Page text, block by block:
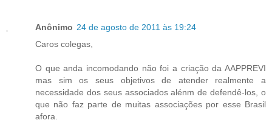
Anônimo 24 de agosto de 2011 às 19:24
Caros colegas,
O que anda incomodando não foi a criação da AAPPREVI
mas sim os seus objetivos de atender realmente a
necessidade dos seus associados alénm de defendê-los, o
que não faz parte de muitas associações por esse Brasil
afora.